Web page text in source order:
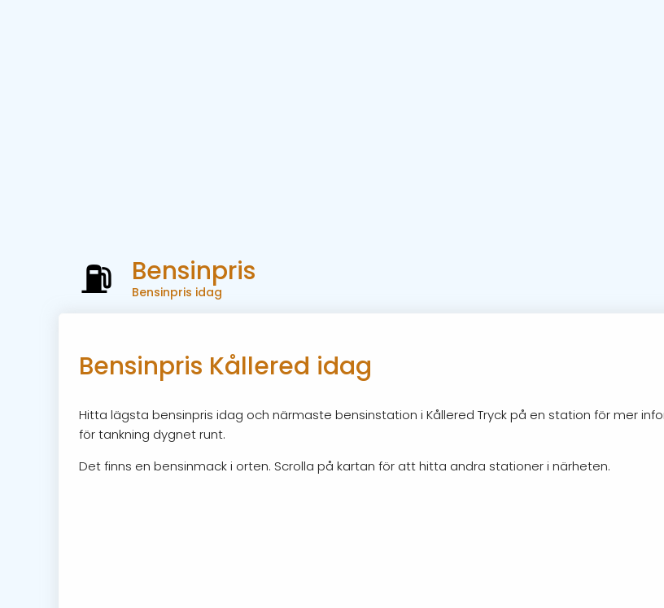
Bensinpris
Bensinpris idag
Bensinpris Kållered idag
Hitta lägsta bensinpris idag och närmaste bensinstation i Kållered Tryck på en station för mer
för tankning dygnet runt.
Det finns en bensinmack i orten. Scrolla på kartan för att hitta andra stationer i närheten.